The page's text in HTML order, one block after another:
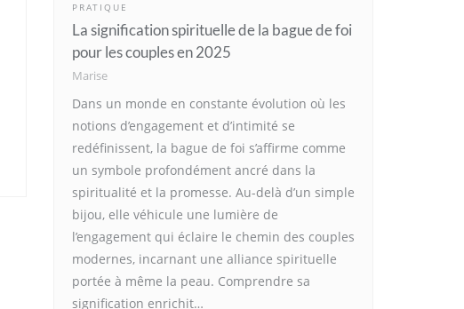
PRATIQUE
La signification spirituelle de la bague de foi
pour les couples en 2025
Marise
Dans un monde en constante évolution où les
notions d’engagement et d’intimité se
redéfinissent, la bague de foi s’affirme comme
un symbole profondément ancré dans la
spiritualité et la promesse. Au-delà d’un simple
bijou, elle véhicule une lumière de
l’engagement qui éclaire le chemin des couples
modernes, incarnant une alliance spirituelle
portée à même la peau. Comprendre sa
signification enrichit…